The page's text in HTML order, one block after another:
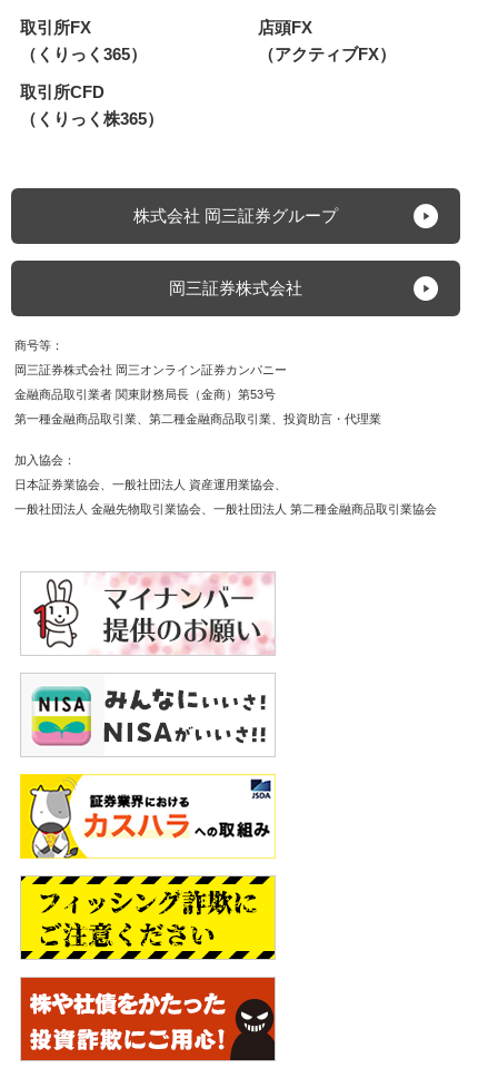
取引所FX
（くりっく365）
店頭FX
（アクティブFX）
取引所CFD
（くりっく株365）
株式会社 岡三証券グループ
岡三証券株式会社
商号等
岡三証券株式会社 岡三オンライン証券カンパニー
金融商品取引業者 関東財務局長（金商）第53号
第一種金融商品取引業
第二種金融商品取引業 投資助言・代理業
加入協会
日本証券業協会
一般社団法人 資産運用業協会
一般社団法人 金融先物取引業協会
一般社団法人 第二種金融商品取引業協会